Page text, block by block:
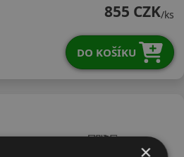
855 CZK/ks
DO KOŠÍKU
×